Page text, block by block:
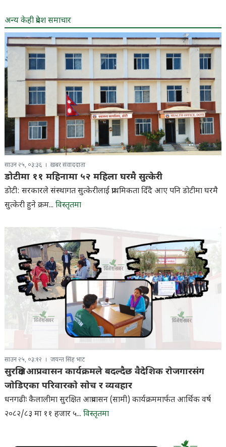
अन्य केही प्रदेश समाचार
साउन २५, ०३:३६ खबर संवाददाता
डोटीमा ११ महिनामा ५२ महिला घरमै सुत्केरी
डोटी: सरकारले संस्थागत सुत्केरीलाई प्राथमिकता दिँदै आए पनि डोटीमा घरमै
सुत्केरी हुने क्रम... विस्तृतमा
साउन २५, ०३:१२ जयन्त सिंह भाट
सुरक्षित आप्रवासन कार्यक्रमले बदल्दैछ वैदेशिक राेजगारसंग
जाेडिएका परिवारकाे साेच र व्यवहार
धनगढीः कैलालीमा सुरक्षित आप्रवासन (सामी) कार्यक्रममार्फत आर्थिक वर्ष
२०८२/८३ मा ११ हजार ५... विस्तृतमा